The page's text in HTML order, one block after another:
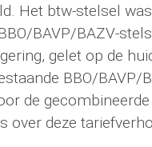
Het btw-stelsel
BAVP/BAZV-
gelet op de
BBO/BAVP/
de
over deze